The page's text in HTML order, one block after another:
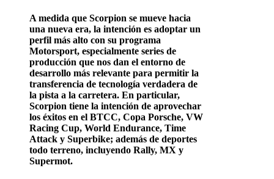
A medida que Scorpion se mueve hacia
una nueva era, la intención es adoptar un
perfil más alto con su programa
Motorsport, especialmente series de
producción que nos dan el entorno de
desarrollo más relevante para permitir la
transferencia de tecnología verdadera de
la pista a la carretera. En particular,
Scorpion tiene la intención de aprovechar
los éxitos en el BTCC, Copa Porsche, VW
Racing Cup, World Endurance, Time
Attack y Superbike; además de deportes
todo terreno, incluyendo Rally, MX y
Supermot.